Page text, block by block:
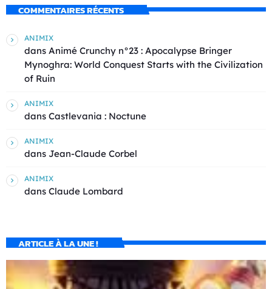
COMMENTAIRES RÉCENTS
ANIMIX
dans Animé Crunchy n°23 : Apocalypse Bringer
Mynoghra: World Conquest Starts with the Civilization
of Ruin
ANIMIX
dans Castlevania : Noctune
ANIMIX
dans Jean-Claude Corbel
ANIMIX
dans Claude Lombard
ARTICLE À LA UNE !